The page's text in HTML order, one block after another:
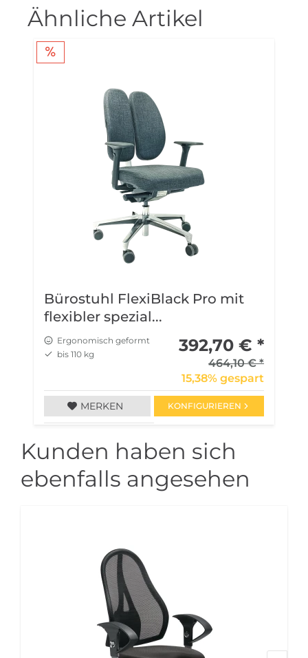
Ähnliche Artikel
Bürostuhl FlexiBlack Pro mit
flexibler spezial...
Ergonomisch geformt
bis 110 kg
392,70 € *
464,10 € *
15,38% gespart
MERKEN KONFIGURIEREN
Kunden haben sich
ebenfalls angesehen